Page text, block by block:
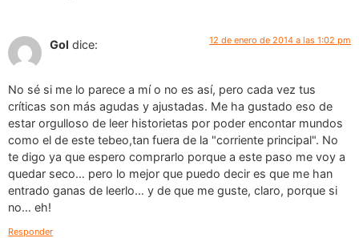
Gol dice: 12 de enero de 2014 a las 1:02 pm
No sé si me lo parece a mí o no es así, pero cada vez tus
críticas son más agudas y ajustadas. Me ha gustado eso de
estar orgulloso de leer historietas por poder encontar mundos
como el de este tebeo,tan fuera de la "corriente principal". No
te digo ya que espero comprarlo porque a este paso me voy a
quedar seco… pero lo mejor que puedo decir es que me han
entrado ganas de leerlo… y de que me guste, claro, porque si
no… eh!
Responder